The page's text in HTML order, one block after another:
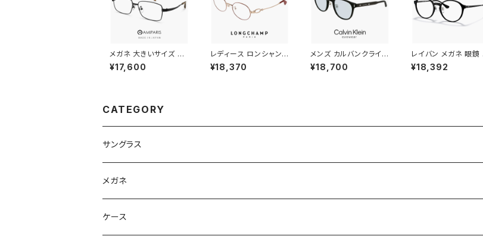
メガネ 大きいサイズ 60
mm 日本製 AMIPARIS
メンズ 眼鏡 nt-6002
軽量 チタン titanium
縁 黒ぶち マットブラック
¥17,600
レディース ロンシャン
メガネ lo2550lbj-73
4 48mm longchamp
ルドー カラー ダミーレ
¥18,370
メンズ カルバンクライン
サングラス ck23560sl
b 001 calvin klein M
ム 薄い 色 ライトカラー
¥18,700
レイバン メガネ 眼鏡
7178d 5725 51mm
ay-Ban 眼鏡 メンズ
ーレンズ発送
¥18,392
CATEGORY
サングラス
Ray-Ban レイバン
gucci グッチ
メガネ
Ray-Ban レイバン
ケース